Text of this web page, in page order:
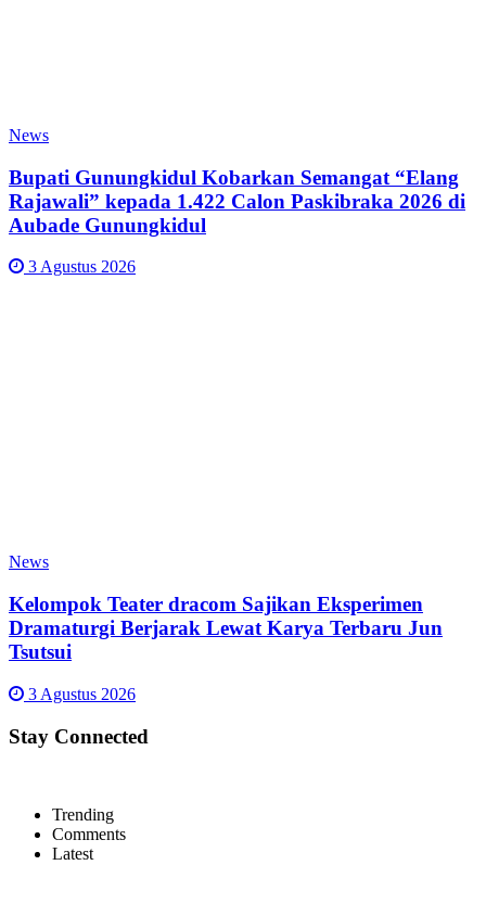
News
Bupati Gunungkidul Kobarkan Semangat “Elang
Rajawali” kepada 1.422 Calon Paskibraka 2026 di
Aubade Gunungkidul
3 Agustus 2026
News
Kelompok Teater dracom Sajikan Eksperimen
Dramaturgi Berjarak Lewat Karya Terbaru Jun
Tsutsui
3 Agustus 2026
Stay Connected
Trending
Comments
Latest